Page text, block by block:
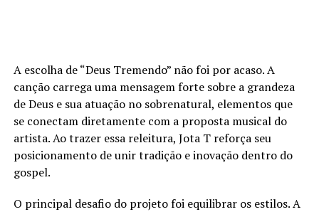
A escolha de “Deus Tremendo” não foi por acaso. A
canção carrega uma mensagem forte sobre a grandeza
de Deus e sua atuação no sobrenatural, elementos que
se conectam diretamente com a proposta musical do
artista. Ao trazer essa releitura, Jota T reforça seu
posicionamento de unir tradição e inovação dentro do
gospel.
O principal desafio do projeto foi equilibrar os estilos. A